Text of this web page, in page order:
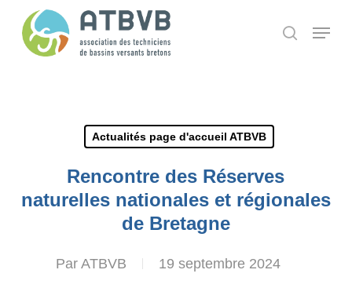
search
Menu
Actualités page d'accueil ATBVB
Rencontre des Réserves
naturelles nationales et régionales
de Bretagne
Par ATBVB 19 septembre 2024
Panneau de gestion des cookies